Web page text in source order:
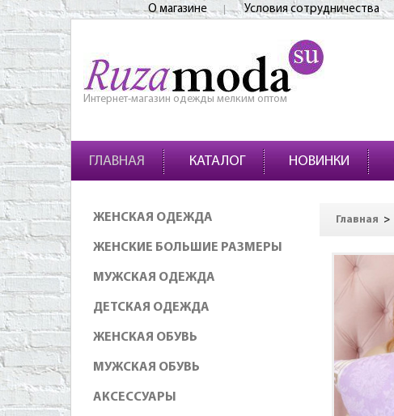
О магазине Условия сотрудничества
Интернет-магазин одежды мелким оптом
ГЛАВНАЯ КАТАЛОГ НОВИНКИ
ЖЕНСКАЯ ОДЕЖДА
ЖЕНСКИЕ БОЛЬШИЕ РАЗМЕРЫ
МУЖСКАЯ ОДЕЖДА
ДЕТСКАЯ ОДЕЖДА
ЖЕНСКАЯ ОБУВЬ
МУЖСКАЯ ОБУВЬ
АКСЕССУАРЫ
Главная >